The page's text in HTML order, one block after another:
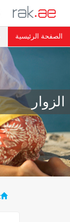
الصفحة الرئيسية
الزوار